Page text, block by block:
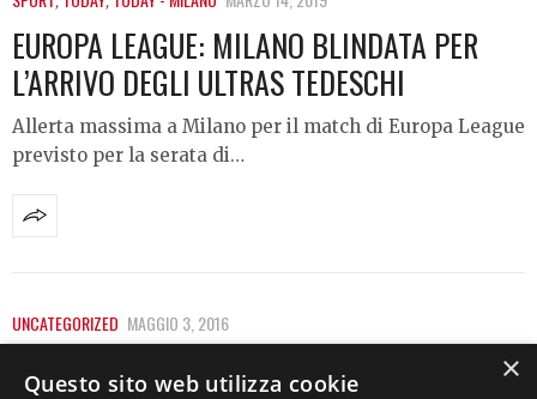
EUROPA LEAGUE: MILANO BLINDATA PER
L’ARRIVO DEGLI ULTRAS TEDESCHI
Allerta massima a Milano per il match di Europa League
previsto per la serata di…
UNCATEGORIZED MAGGIO 3, 2016
BLITZ IN CENTRALE, SALA: “LE OPERAZIONI×
Questo sito web utilizza cookie